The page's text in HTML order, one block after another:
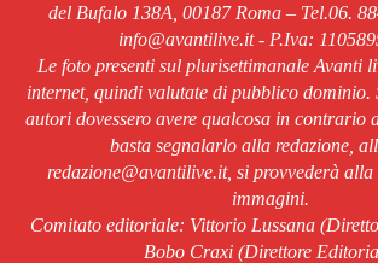
del Bufalo 138A, 00187 Roma – Tel.06.
info@avantilive.it - P.Iva:
Le foto presenti sul plurisettimanale Avanti
internet, quindi valutate di pubblico dominio.
autori dovessero avere qualcosa in contrario
basta segnalarlo alla redazione,
redazione@avantilive.it, si provvederà
immagini.
Comitato editoriale: Vittorio Lussana
Bobo Craxi (Direttore